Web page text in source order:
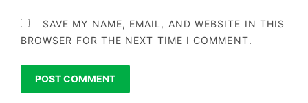
SAVE MY NAME, EMAIL, AND WEBSITE IN THIS
BROWSER FOR THE NEXT TIME I COMMENT.